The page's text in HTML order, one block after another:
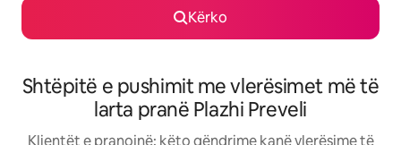
Kërko
Shtëpitë e pushimit me vlerësimet më të
larta pranë Plazhi Preveli
Klientët e pranojnë: këto qëndrime kanë vlerësime të